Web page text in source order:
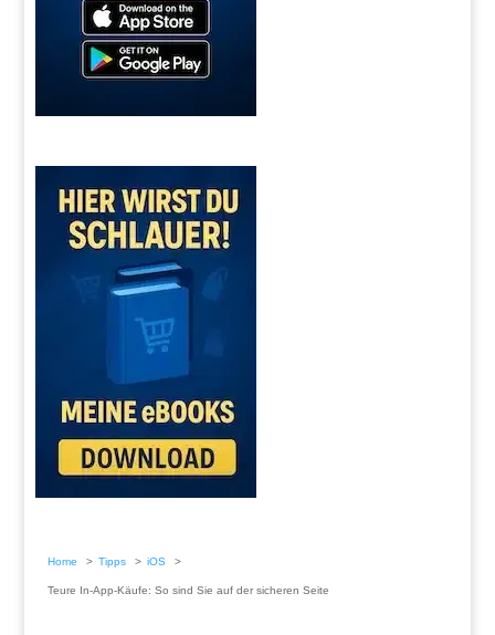
Home Tipps iOS
Teure In-App-Käufe: So sind Sie auf der sicheren Seite